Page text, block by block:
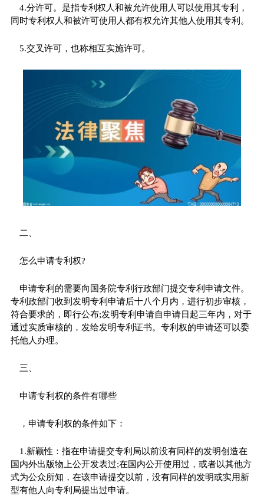
4.分许可。是指专利权人和被允许使用人可以使用其专利，
同时专利权人和被许可使用人都有权允许其他人使用其专利。
5.交叉许可，也称相互实施许可。
二、
怎么申请专利权?
申请专利的需要向国务院专利行政部门提交专利申请文件。
专利政部门收到发明专利申请后十八个月内，进行初步审核，
符合要求的，即行公布;发明专利申请自申请日起三年内，对于
通过实质审核的，发给发明专利证书。专利权的申请还可以委
托他人办理。
三、
申请专利权的条件有哪些
，申请专利权的条件如下：
1.新颖性：指在申请提交专利局以前没有同样的发明创造在
国内外出版物上公开发表过;在国内公开使用过，或者以其他方
式为公众所知，在该申请提交以前，没有同样的发明或实用新
型有他人向专利局提出过申请。